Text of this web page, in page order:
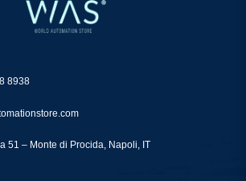
8938
51 – Monte di Procida, Napoli, IT